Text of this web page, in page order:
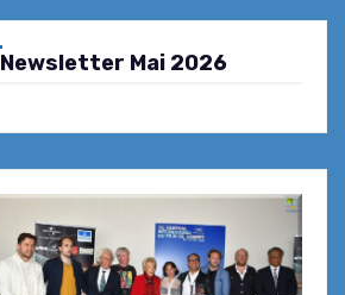
Newsletter Mai 2026